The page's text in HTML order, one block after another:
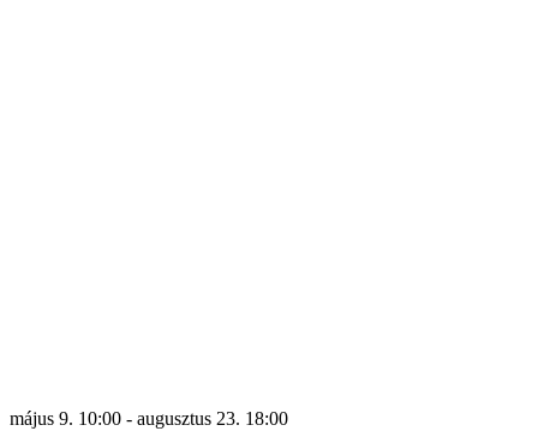
május 9. 10:00 - augusztus 23. 18:00